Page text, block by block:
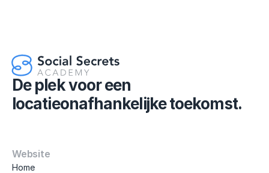
De plek voor een
locatieonafhankelijke toekomst.
Website
Home